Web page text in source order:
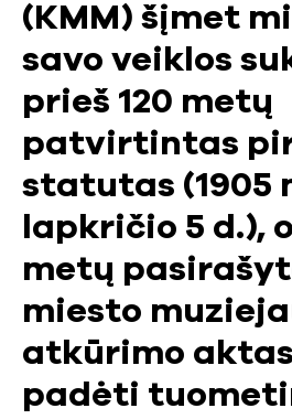
(KMM) šįmet
savo veiklos
prieš 120 metų
patvirtintas
statutas (1905
lapkričio 5 d.),
metų
miesto
atkūrimo
padėti